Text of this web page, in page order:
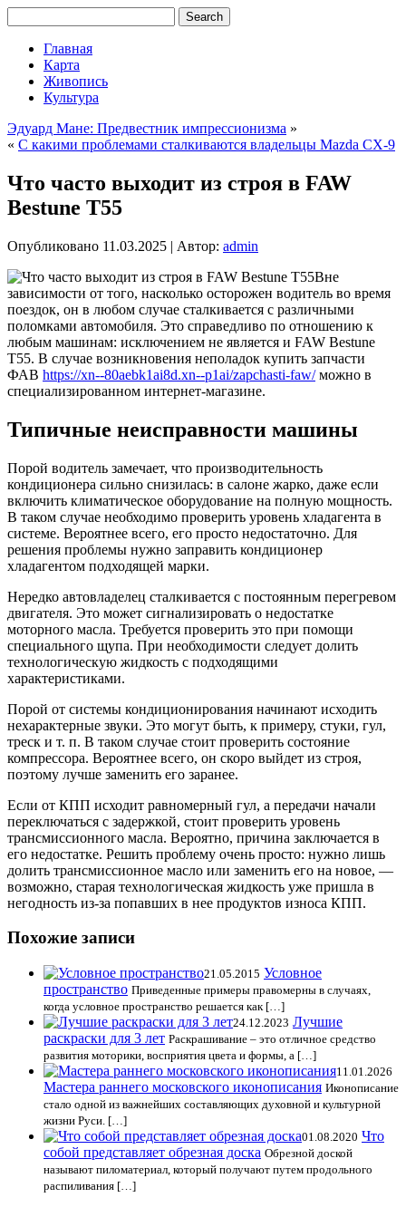
Главная
Карта
Живопись
Культура
Эдуард Мане: Предвестник импрессионизма »
« С какими проблемами сталкиваются владельцы Mazda CX-9
Что часто выходит из строя в FAW
Bestune T55
Опубликовано 11.03.2025 | Автор: admin
Вне
зависимости от того, насколько осторожен водитель во время
поездок, он в любом случае сталкивается с различными
поломками автомобиля. Это справедливо по отношению к
любым машинам: исключением не является и FAW Bestune
T55. В случае возникновения неполадок купить запчасти
ФАВ https://xn--80aebk1ai8d.xn--p1ai/zapchasti-faw/можно в
специализированном интернет-магазине.
Типичные неисправности машины
Порой водитель замечает, что производительность
кондиционера сильно снизилась: в салоне жарко, даже если
включить климатическое оборудование на полную мощность.
В таком случае необходимо проверить уровень хладагента в
системе. Вероятнее всего, его просто недостаточно. Для
решения проблемы нужно заправить кондиционер
хладагентом подходящей марки.
Нередко автовладелец сталкивается с постоянным перегревом
двигателя. Это может сигнализировать о недостатке
моторного масла. Требуется проверить это при помощи
специального щупа. При необходимости следует долить
технологическую жидкость с подходящими
характеристиками.
Порой от системы кондиционирования начинают исходить
нехарактерные звуки. Это могут быть, к примеру, стуки, гул,
треск и т. п. В таком случае стоит проверить состояние
компрессора. Вероятнее всего, он скоро выйдет из строя,
поэтому лучше заменить его заранее.
Если от КПП исходит равномерный гул, а передачи начали
переключаться с задержкой, стоит проверить уровень
трансмиссионного масла. Вероятно, причина заключается в
его недостатке. Решить проблему очень просто: нужно лишь
долить трансмиссионное масло или заменить его на новое, —
возможно, старая технологическая жидкость уже пришла в
негодность из-за попавших в нее продуктов износа КПП.
Похожие записи
21.05.2015 Условное
пространство Приведенные примеры правомерны в случаях,
когда условное пространство решается как […]
24.12.2023 Лучшие
раскраски для 3 лет Раскрашивание – это отличное средство
развития моторики, восприятия цвета и формы, а […]
11.01.2026
Мастера раннего московского иконописания Иконописание
стало одной из важнейших составляющих духовной и культурной
жизни Руси. […]
01.08.2020 Что
собой представляет обрезная доска Обрезной доской
называют пиломатериал, который получают путем продольного
распиливания […]